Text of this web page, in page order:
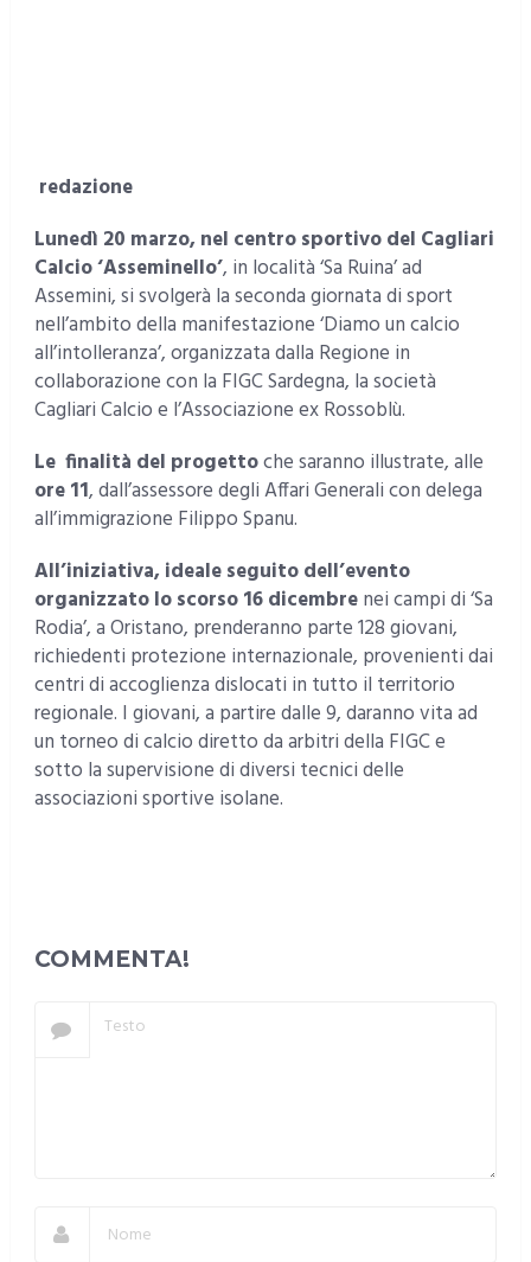
redazione
Lunedì 20 marzo, nel centro sportivo del Cagliari
Calcio ‘Asseminello’, in località ‘Sa Ruina’ ad
Assemini, si svolgerà la seconda giornata di sport
nell’ambito della manifestazione ‘Diamo un calcio
all’intolleranza’, organizzata dalla Regione in
collaborazione con la FIGC Sardegna, la società
Cagliari Calcio e l’Associazione ex Rossoblù.
Le finalità del progettoche saranno illustrate, alle
ore 11, dall’assessore degli Affari Generali con delega
all’immigrazione Filippo Spanu.
All’iniziativa, ideale seguito dell’evento
organizzato lo scorso 16 dicembrenei campi di ‘Sa
Rodia’, a Oristano, prenderanno parte 128 giovani,
richiedenti protezione internazionale, provenienti dai
centri di accoglienza dislocati in tutto il territorio
regionale. I giovani, a partire dalle 9, daranno vita ad
un torneo di calcio diretto da arbitri della FIGC e
sotto la supervisione di diversi tecnici delle
associazioni sportive isolane.
COMMENTA!